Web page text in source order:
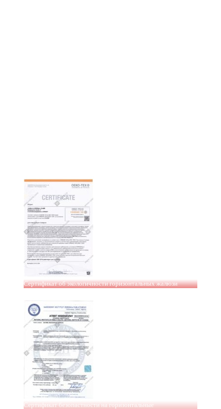
Сертификат об экологичности горизонтальных жалюзи
Сертификат безопастности на горизонтальные